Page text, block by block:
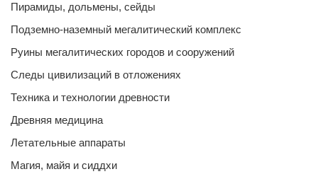
Пирамиды, дольмены, сейды
Подземно-наземный мегалитический комплекс
Руины мегалитических городов и сооружений
Следы цивилизаций в отложениях
Техника и технологии древности
Древняя медицина
Летательные аппараты
Магия, майя и сиддхи